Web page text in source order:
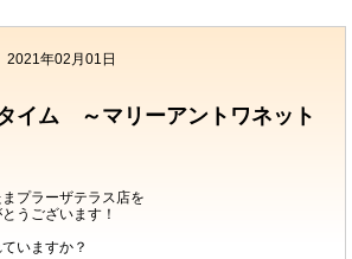
2021年02月01日
イム ～マリーアントワネット
プラーザテラス店を
うございます！
いますか？